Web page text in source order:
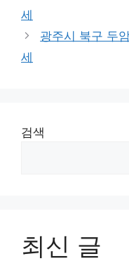
세
광주시 북구 두
세
검색
최신 글